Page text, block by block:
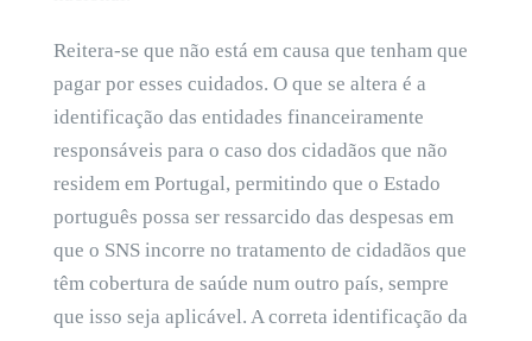
Reitera-se que não está em causa que tenham que
pagar por esses cuidados. O que se altera é a
identificação das entidades financeiramente
responsáveis para o caso dos cidadãos que não
residem em Portugal, permitindo que o Estado
português possa ser ressarcido das despesas em
que o SNS incorre no tratamento de cidadãos que
têm cobertura de saúde num outro país, sempre
que isso seja aplicável. A correta identificação da